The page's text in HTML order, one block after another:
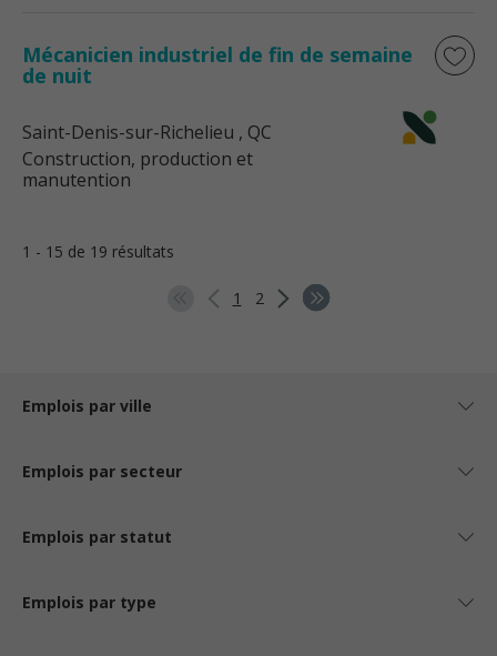
Mécanicien industriel de fin de semaine
de nuit
Saint-Denis-sur-Richelieu , QC
Construction, production et
manutention
1 - 15 de 19 résultats
1 2
Emplois par ville
Emplois par secteur
Emplois par statut
Emplois par type